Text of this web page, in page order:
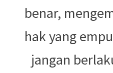
benar,
hak yang
jangan